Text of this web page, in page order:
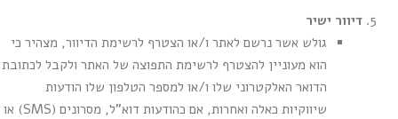
דיוור ישיר
גולש אשר נרשם לאתר ו/או הצטרף לרשימת הדיוור, מצהיר כי
הוא מעוניין להצטרף לרשימת התפוצה של האתר ולקבל לכתובת
הדואר האלקטרוני שלו ו/או למספר הטלפון שלו הודעות
שיווקיות כאלה ואחרות, אם כהודעות דוא"ל, מסרונים (SMS) או